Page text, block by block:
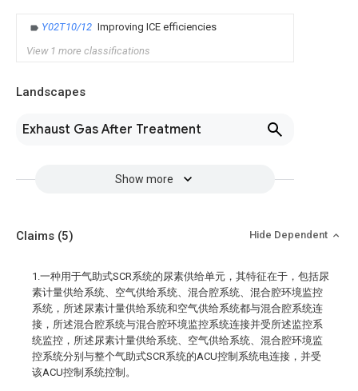
Y02T10/12 Improving ICE efficiencies
View 1 more classifications
Landscapes
Exhaust Gas After Treatment
Show more
Claims (5) Hide Dependent
1.一种用于气助式SCR系统的尿素供给单元，其特征在于，包括尿
素计量供给系统、空气供给系统、混合腔系统、混合腔环境监控
系统，所述尿素计量供给系统和空气供给系统都与混合腔系统连
接，所述混合腔系统与混合腔环境监控系统连接并受所述监控系
统监控，所述尿素计量供给系统、空气供给系统、混合腔环境监
控系统分别与整个气助式SCR系统的ACU控制系统电连接，并受
该ACU控制系统控制。